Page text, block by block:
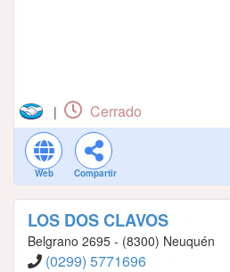
| Cerrado
Web Compartir
LOS DOS CLAVOS
Belgrano 2695 - (8300) Neuquén
(0299) 5771696